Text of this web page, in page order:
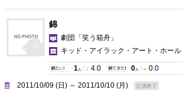
錦
劇団「笑う箱舟」
キッド・アイラック・アート・ホール
1 人 / 4.0 0 人 / 0.0
2011/10/09 (日) ～ 2011/10/10 (月) 公演終了